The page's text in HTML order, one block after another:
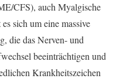
CFS), auch Myalgische
sich um eine massive
die das Nerven- und
beeinträchtigen und
Krankheitszeichen